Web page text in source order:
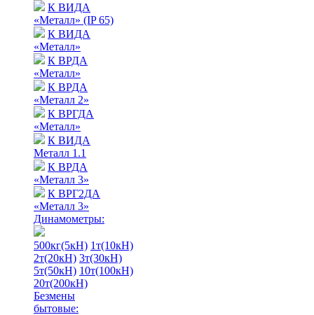
К ВИДА
«Металл» (IP 65)
К ВИДА
«Металл»
К ВРДА
«Металл»
К ВРДА
«Металл 2»
К ВРГДА
«Металл»
К ВИДА
Металл 1.1
К ВРДА
«Металл 3»
К ВРГ2ДА
«Металл 3»
Динамометры:
500кг(5кН) 1т(10кН)
2т(20кН) 3т(30кН)
5т(50кН) 10т(100кН)
20т(200кН)
Безмены
бытовые: